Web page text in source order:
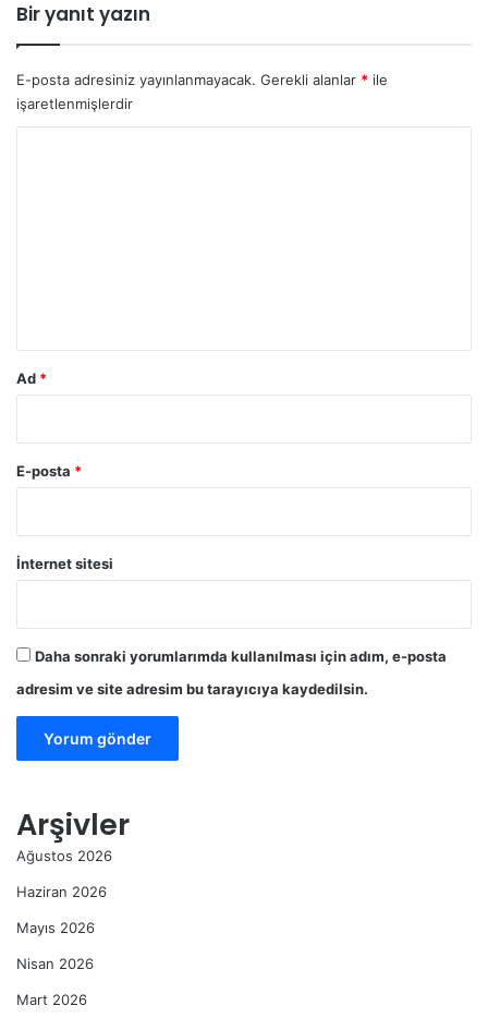
Bir yanıt yazın
E-posta adresiniz yayınlanmayacak. Gerekli alanlar * ile
işaretlenmişlerdir
Ad *
E-posta *
İnternet sitesi
Daha sonraki yorumlarımda kullanılması için adım, e-posta
adresim ve site adresim bu tarayıcıya kaydedilsin.
Arşivler
Ağustos 2026
Haziran 2026
Mayıs 2026
Nisan 2026
Mart 2026